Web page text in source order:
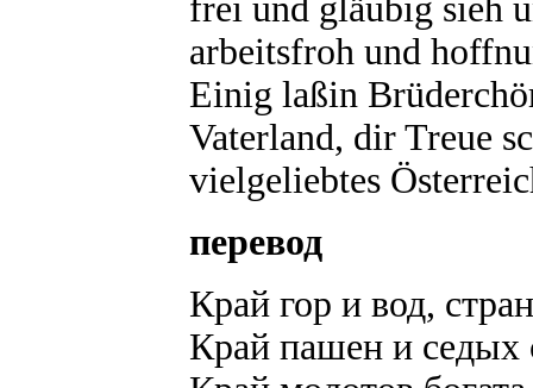
frei und gläubig sieh
arbeitsfroh und
Einig laßin
Vaterland, dir Treue
vielgeliebtes
перевод
Край гор и вод,
Край пашен и седых